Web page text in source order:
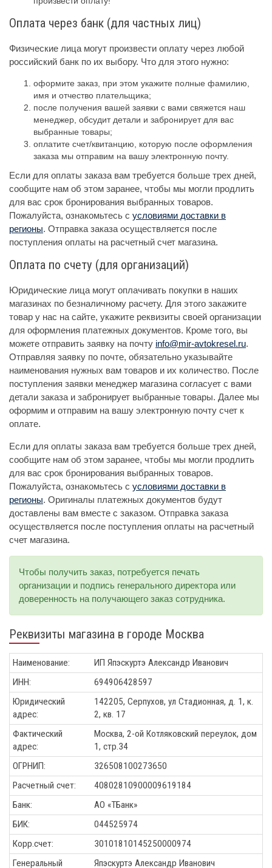
Оплата через банк (для частных лиц)
Физические лица могут произвести оплату через любой
российский банк по их выбору. Что для этого нужно:
оформите заказ, при этом укажите полные фамилию,
имя и отчество плательщика;
после получения вашей заявки с вами свяжется наш
менеджер, обсудит детали и забронирует для вас
выбранные товары;
оплатите счет/квитанцию, которую после оформления
заказа мы отправим на вашу электронную почту.
Если для оплаты заказа вам требуется больше трех дней,
сообщите нам об этом заранее, чтобы мы могли продлить
для вас срок бронирования выбранных товаров.
Пожалуйста, ознакомьтесь с условиями доставки в
регионы. Отправка заказа осуществляется после
поступления оплаты на расчетный счет магазина.
Оплата по счету (для организаций)
Юридические лица могут оплачивать покупки в наших
магазинах по безналичному расчету. Для этого закажите
товар у нас на сайте, укажите реквизиты своей организации
для оформления платежных документов. Кроме того, вы
можете отправить заявку на почту info@mir-avtokresel.ru.
Отправляя заявку по почте, обязательно указывайте
наименования нужных вам товаров и их количество. После
поступления заявки менеджер магазина согласует с вами
детали заказа и забронирует выбранные товары. Далее мы
оформим и отправим на вашу электронную почту счет к
оплате.
Если для оплаты заказа вам требуется больше трех дней,
сообщите нам об этом заранее, чтобы мы могли продлить
для вас срок бронирования выбранных товаров.
Пожалуйста, ознакомьтесь с условиями доставки в
регионы. Оригиналы платежных документов будут
доставлены вам вместе с заказом. Отправка заказа
осуществляется после поступления оплаты на расчетный
счет магазина.
Чтобы получить заказ, потребуется печать
организации и подпись генерального директора или
доверенность на получающего заказ сотрудника.
Реквизиты магазина в городе Москва
Наименование:
ИП Япэскуртэ Александр Иванович
ИНН:
694906428597
Юридический
адрес:
142205, Серпухов, ул Стадионная, д. 1, к.
2, кв. 17
Фактический
адрес:
Москва, 2-ой Котляковский переулок, дом
1, стр.34
ОГРНИП:
326508100273650
Расчетный счет:
40802810900009619184
Банк:
АО «ТБанк»
БИК:
044525974
Корр.счет:
30101810145250000974
Генеральный
Япэскуртэ Александр Иванович